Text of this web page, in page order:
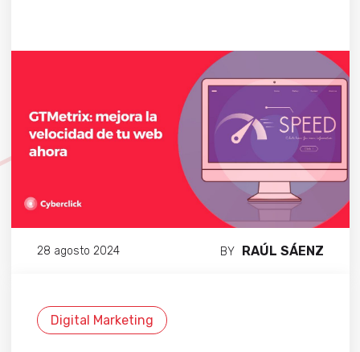
28 agosto 2024 BY RAÚL SÁENZ
Digital Marketing